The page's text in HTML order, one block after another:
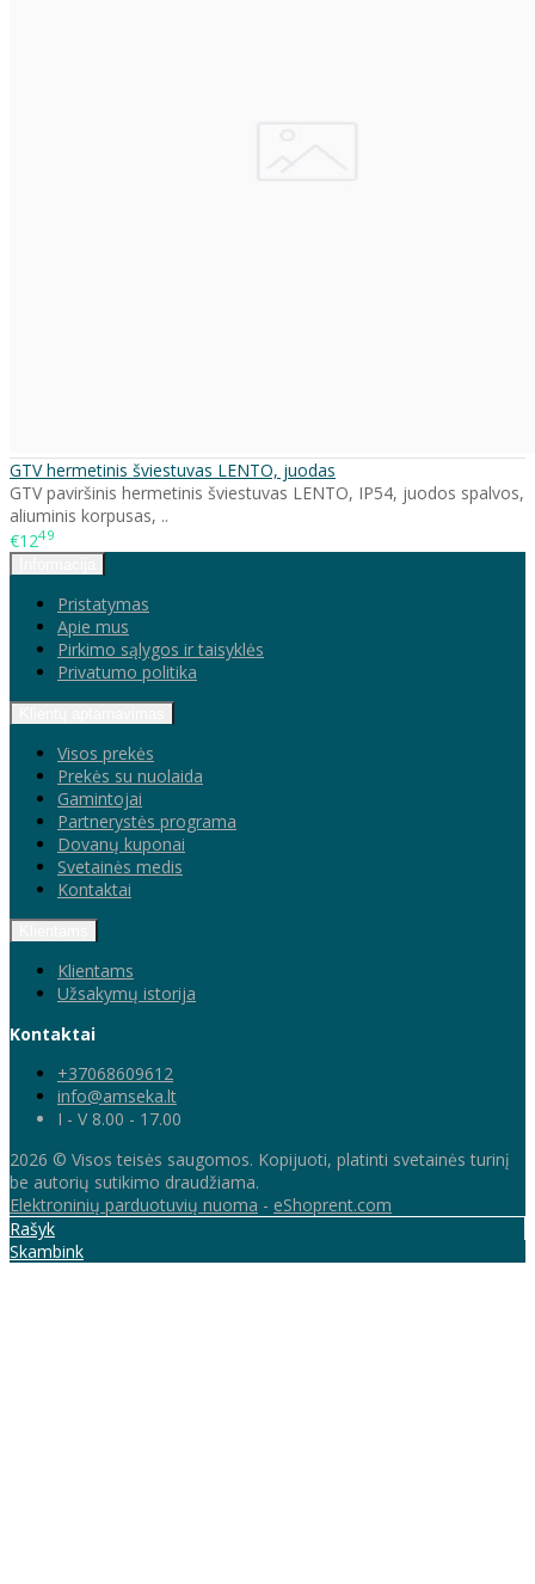
GTV hermetinis šviestuvas LENTO, juodas
GTV paviršinis hermetinis šviestuvas LENTO, IP54, juodos spalvos,
aliuminis korpusas, ..
€1249
Pristatymas
Apie mus
Pirkimo sąlygos ir taisyklės
Privatumo politika
Visos prekės
Prekės su nuolaida
Gamintojai
Partnerystės programa
Dovanų kuponai
Svetainės medis
Kontaktai
Klientams
Užsakymų istorija
Kontaktai
+37068609612
info@amseka.lt
I - V 8.00 - 17.00
2026 © Visos teisės saugomos. Kopijuoti, platinti svetainės turinį
be autorių sutikimo draudžiama.
Elektroninių parduotuvių nuoma - eShoprent.com
Rašyk
Skambink